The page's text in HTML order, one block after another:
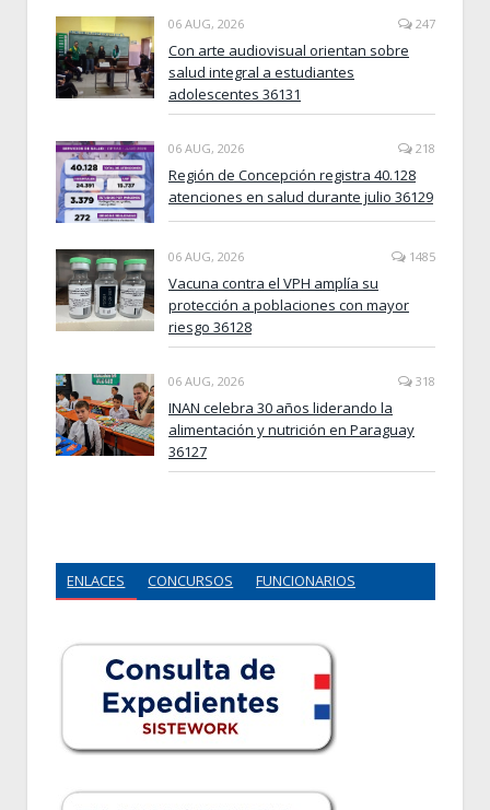
06 AUG, 2026 247
Con arte audiovisual orientan sobre
salud integral a estudiantes
adolescentes 36131
06 AUG, 2026 218
Región de Concepción registra 40.128
atenciones en salud durante julio 36129
06 AUG, 2026 1485
Vacuna contra el VPH amplía su
protección a poblaciones con mayor
riesgo 36128
06 AUG, 2026 318
INAN celebra 30 años liderando la
alimentación y nutrición en Paraguay
36127
ENLACES CONCURSOS FUNCIONARIOS